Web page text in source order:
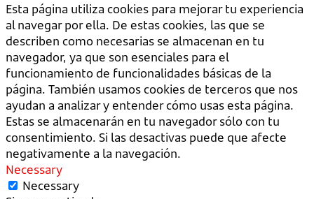
Esta página utiliza cookies para mejorar tu experiencia
al navegar por ella. De estas cookies, las que se
describen como necesarias se almacenan en tu
navegador, ya que son esenciales para el
funcionamiento de funcionalidades básicas de la
página. También usamos cookies de terceros que nos
ayudan a analizar y entender cómo usas esta página.
Estas se almacenarán en tu navegador sólo con tu
consentimiento. Si las desactivas puede que afecte
negativamente a la navegación.
Necessary
Necessary